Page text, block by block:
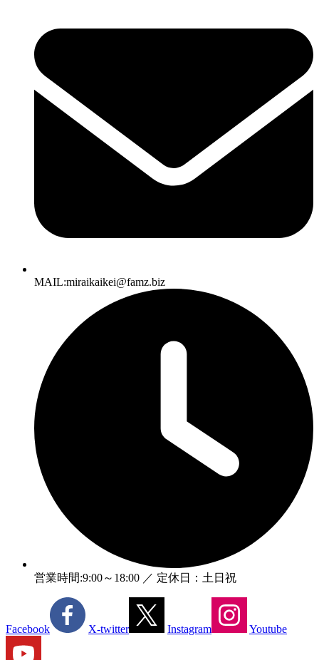
MAIL:miraikaikei@famz.biz
営業時間:9:00～18:00 ／ 定休日：土日祝
Facebook X-twitter Instagram Youtube